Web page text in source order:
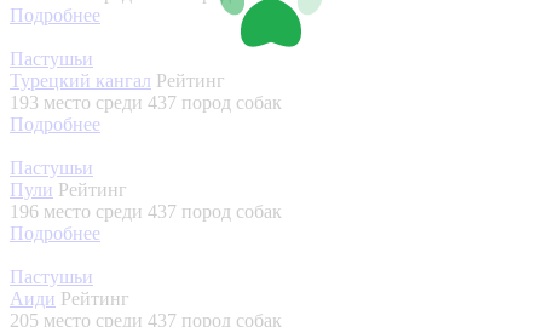
Подробнее
Пастушьи
Турецкий кангал Рейтинг
193 место среди 437 пород собак
Подробнее
Пастушьи
Пули Рейтинг
196 место среди 437 пород собак
Подробнее
Пастушьи
Аиди Рейтинг
205 место среди 437 пород собак